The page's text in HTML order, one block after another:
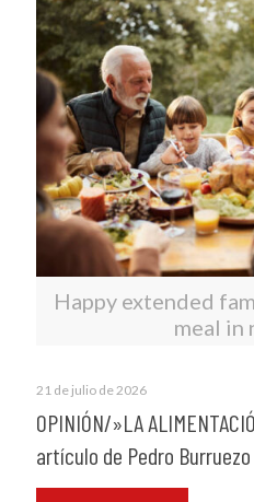
Happy extended
meal in
21 de julio de 2026
OPINIÓN/»LA
artículo de Pedro Burruezo